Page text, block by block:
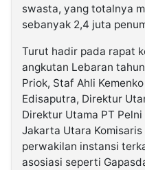
swasta, yang totalnya
sebanyak 2,4 juta
Turut hadir pada rapat
angkutan Lebaran
Priok, Staf Ahli
Edisaputra, Direktur
Direktur Utama PT
Jakarta Utara
perwakilan instansi
asosiasi seperti